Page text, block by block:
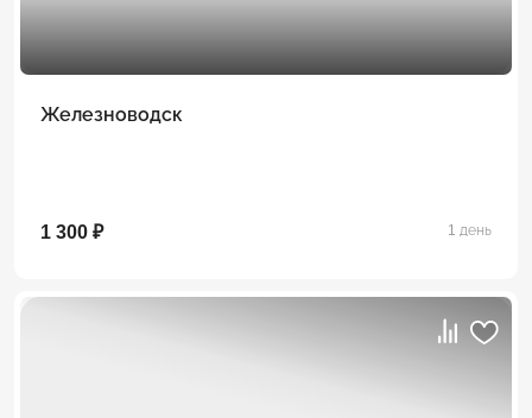
Железноводск
1 300 ₽ 1 день